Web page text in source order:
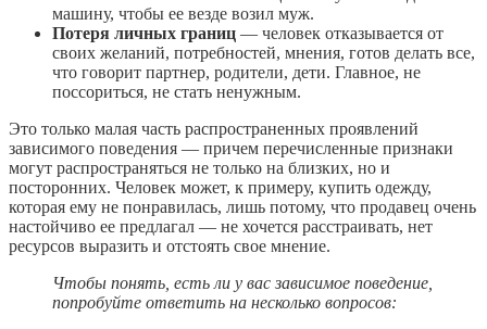
машину, чтобы ее везде возил муж.
Потеря личных границ — человек отказывается от
своих желаний, потребностей, мнения, готов делать все,
что говорит партнер, родители, дети. Главное, не
поссориться, не стать ненужным.
Это только малая часть распространенных проявлений
зависимого поведения — причем перечисленные признаки
могут распространяться не только на близких, но и
посторонних. Человек может, к примеру, купить одежду,
которая ему не понравилась, лишь потому, что продавец очень
настойчиво ее предлагал — не хочется расстраивать, нет
ресурсов выразить и отстоять свое мнение.
Чтобы понять, есть ли у вас зависимое поведение,
попробуйте ответить на несколько вопросов: